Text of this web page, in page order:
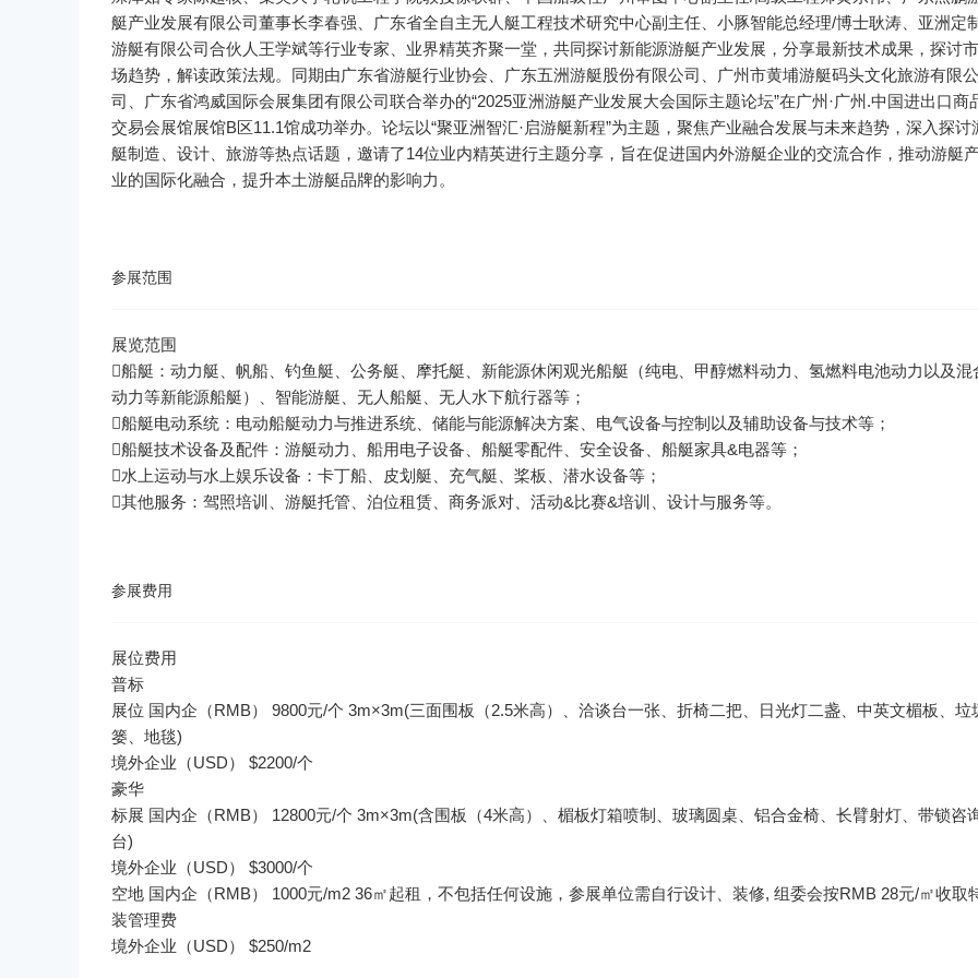
艇产业发展有限公司董事长李春强、广东省全自主无人艇工程技术研究中心副主任、小豚智能总经理/博士耿涛、亚洲定制
游艇有限公司合伙人王学斌等行业专家、业界精英齐聚一堂，共同探讨新能源游艇产业发展，分享最新技术成果，探讨市
场趋势，解读政策法规。同期由广东省游艇行业协会、广东五洲游艇股份有限公司、广州市黄埔游艇码头文化旅游有限公
司、广东省鸿威国际会展集团有限公司联合举办的“2025亚洲游艇产业发展大会国际主题论坛”在广州·广州.中国进出口商
交易会展馆展馆B区11.1馆成功举办。论坛以“聚亚洲智汇·启游艇新程”为主题，聚焦产业融合发展与未来趋势，深入探讨
艇制造、设计、旅游等热点话题，邀请了14位业内精英进行主题分享，旨在促进国内外游艇企业的交流合作，推动游艇
业的国际化融合，提升本土游艇品牌的影响力。
参展范围
船艇：动力艇、帆船、钓鱼艇、公务艇、摩托艇、新能源休闲观光船艇（纯电、甲醇燃料动力、氢燃料电池动力以及混
其他服务：驾照培训、游艇托管、泊位租赁、商务派对、活动&比赛&培训、设计与服务等。
参展费用
展位 国内企（RMB） 9800元/个 3m×3m(三面围板（2.5米高）、洽谈台一张、折椅二把、日光灯二盏、中英文楣板、垃
标展 国内企（RMB） 12800元/个 3m×3m(含围板（4米高）、楣板灯箱喷制、玻璃圆桌、铝合金椅、长臂射灯、带锁咨
空地 国内企（RMB） 1000元/m2 36㎡起租，不包括任何设施，参展单位需自行设计、装修, 组委会按RMB 28元/㎡收取
境外企业（USD） $250/m2